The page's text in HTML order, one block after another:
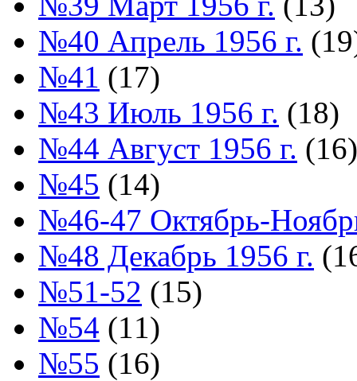
№40 Апрель 1956 г.
№41 (17)
№43 Июль 1956 г. (18)
№44 Август 1956 г. (16)
№45 (14)
№46-47 Октябрь-
№48 Декабрь 1956 г.
№51-52 (15)
№54 (11)
№55 (16)